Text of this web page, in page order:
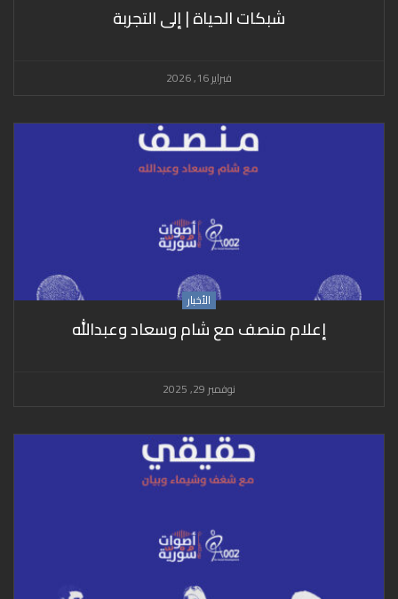
شبكات الحياة | إلى التجربة
فبراير 16, 2026
الأخبار
إعلام منصف مع شام وسعاد وعبدالله
نوفمبر 29, 2025